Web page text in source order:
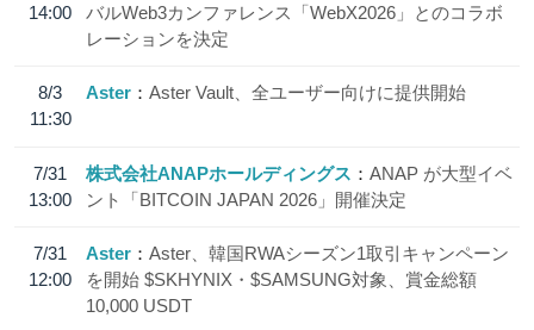
14:00
バルWeb3カンファレンス「WebX2026」とのコラボ
レーションを決定
8/3
11:30
Aster Aster Vault、全ユーザー向けに提供開始
7/31
13:00
株式会社ANAPホールディングス
ANAP が大型イベ
ント「BITCOIN JAPAN 2026」開催決定
7/31
12:00
Aster
Aster、韓国RWAシーズン1取引キャンペーン
を開始 $SKHYNIX・$SAMSUNG対象、賞金総額
10,000 USDT